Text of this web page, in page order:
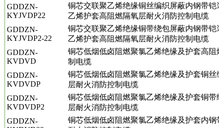
GDDZN-
KYJVDP22
铜芯交联聚乙烯绝缘铜丝编织屏蔽内钢带
乙烯护套高阻燃隔氧层耐火消防控制电缆
GDDZN-
KYJVDP2-22
铜芯交联聚乙烯绝缘铜带绕包屏蔽内钢带
乙烯护套高阻燃隔氧层耐火消防控制电缆
GDDZN-
KVDVD
铜芯低烟低卤阻燃聚氯乙烯绝缘及护套高
制电缆
GDDZN-
KVDVDP
铜芯低烟低卤阻燃聚氯乙烯绝缘及护套铜
层耐火消防控制电缆
GDDZN-
KVDVDP2
铜芯低烟低卤阻燃聚氯乙烯绝缘及护套铜
层耐火消防控制电缆
GDDZN-
铜芯低烟低卤阻燃聚氯乙烯绝缘及护套内